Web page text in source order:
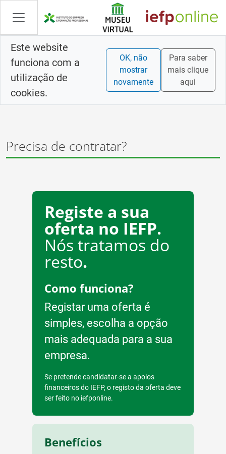
Saltar
para
conteúdo
principal
Este website
funciona com a
utilização de
cookies.
OK, não
mostrar
novamente
Para saber
mais clique
aqui
Precisa de contratar?
Registe a sua
oferta no IEFP.
Nós tratamos do
resto.
Como funciona?
Registar uma oferta é
simples, escolha a opção
mais adequada para a sua
empresa.
Se pretende candidatar-se a apoios
financeiros do IEFP, o registo da oferta deve
ser feito no iefponline.
Benefícios